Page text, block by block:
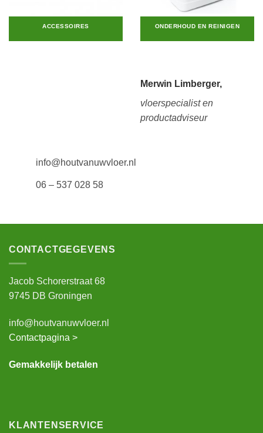
ACCESSOIRES ONDERHOUD EN REINIGEN
Merwin Limberger,
vloerspecialist en
productadviseur
info@houtvanuwvloer.nl
06 – 537 028 58
CONTACTGEGEVENS
Jacob Schorerstraat 68
9745 DB Groningen
info@houtvanuwvloer.nl
Contactpagina >
Gemakkelijk betalen
KLANTENSERVICE